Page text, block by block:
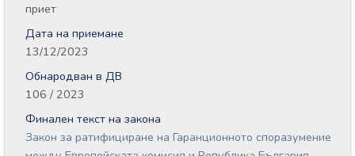
приет
Дата на приемане
13/12/2023
Обнародван в ДВ
106 / 2023
Финален текст на закона
Закон за ратифициране на Гаранционното споразумение